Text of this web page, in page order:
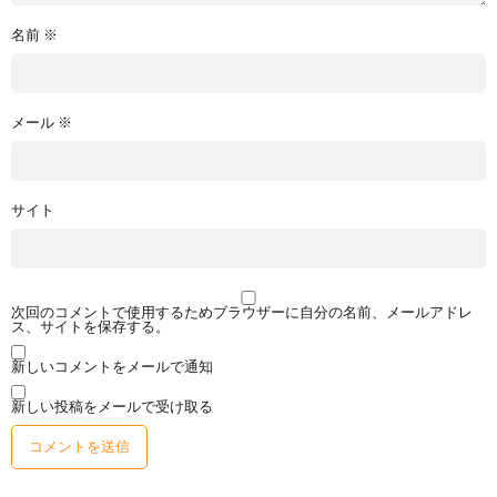
名前 ※
メール ※
サイト
次回のコメントで使用するためブラウザーに自分の名前、メールアドレ
ス、サイトを保存する。
新しいコメントをメールで通知
新しい投稿をメールで受け取る